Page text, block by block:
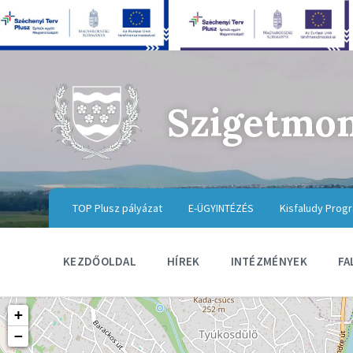
TOP Plusz pályázat E-ÜGYINTÉZÉS Kisfaludy
KEZDŐOLDAL HÍREK INTÉZMÉNYEK
+
−